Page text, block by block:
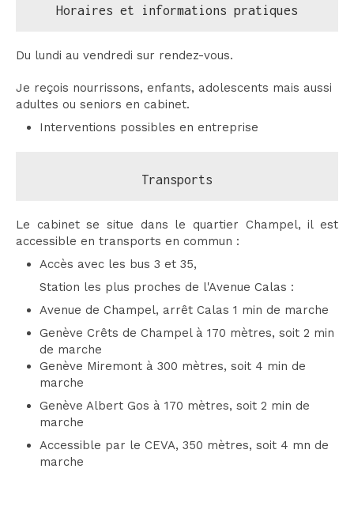
Horaires et informations pratiques
Du lundi au vendredi sur rendez-vous.
Je reçois nourrissons, enfants, adolescents mais aussi
adultes ou seniors en cabinet.
Interventions possibles en entreprise
Transports
Le cabinet se situe dans le quartier Champel, il est
accessible en transports en commun :
Accès avec les bus 3 et 35,
Station les plus proches de l'Avenue Calas :
Avenue de Champel, arrêt Calas 1 min de marche
Genève Crêts de Champel à 170 mètres, soit 2 min
de marche
Genève Miremont à 300 mètres, soit 4 min de
marche
Genève Albert Gos à 170 mètres, soit 2 min de
marche
Accessible par le CEVA, 350 mètres, soit 4 mn de
marche